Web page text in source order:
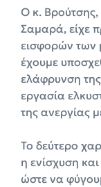
Ο κ.
Σαμαρά, είχε
εισφορών των
έχουμε
ελάφρυνση
εργασία
της ανεργίας
Το δεύτερο
η ενίσχυση
ώστε να